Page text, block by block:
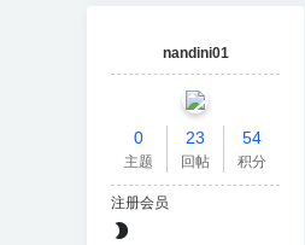
nandini01
0
主题
23
回帖
54
积分
注册会员